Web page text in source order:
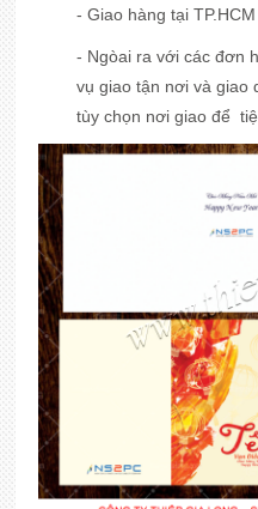
- Giao hàng tại
- Ngòai ra với các đơn
vụ giao tận nơi và giao
tùy chọn nơi giao để